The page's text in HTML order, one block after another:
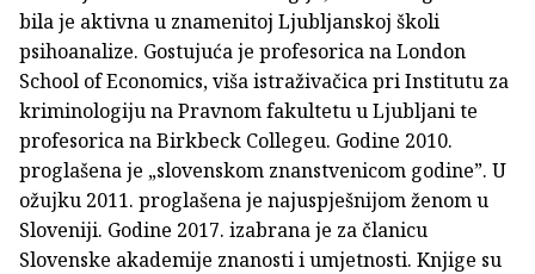
bila je aktivna u znamenitoj Ljubljanskoj školi
psihoanalize. Gostujuća je profesorica na London
School of Economics, viša istraživačica pri Institutu za
kriminologiju na Pravnom fakultetu u Ljubljani te
profesorica na Birkbeck Collegeu. Godine 2010.
proglašena je „slovenskom znanstvenicom godine”. U
ožujku 2011. proglašena je najuspješnijom ženom u
Sloveniji. Godine 2017. izabrana je za članicu
Slovenske akademije znanosti i umjetnosti. Knjige su